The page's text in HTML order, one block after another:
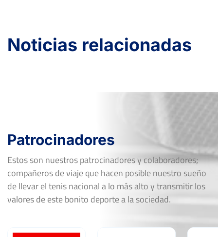
Del 14 al 23 de febrero, 2025
sub-14 Dieciseisavos Tierra
Noticias relacionadas
Patrocinadores
Estos son nuestros patrocinadores y colaboradores;
compañeros de viaje que hacen posible nuestro sueño
de llevar el tenis nacional a lo más alto y transmitir los
valores de este bonito deporte a la sociedad.